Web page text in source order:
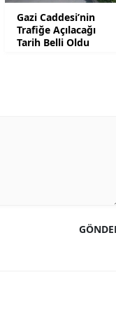
Sakarya
Samsun
Gazi Caddesi’nin
Trafiğe Açılacağı
Tarih Belli Oldu